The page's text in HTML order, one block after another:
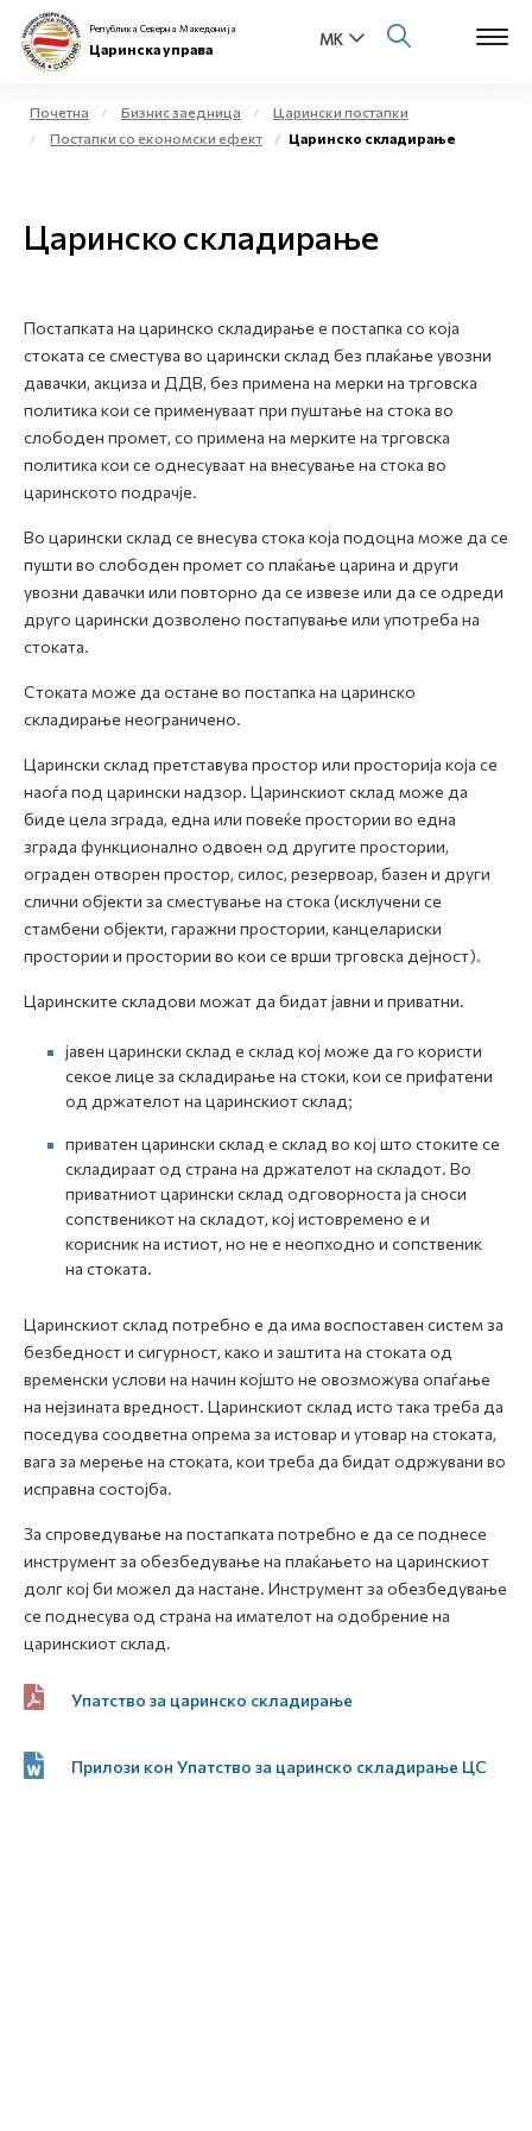
Физички лица
Е-Царина
Open
Медиа центар
Контакт
Е-Весник
Република Северна Македонија
Царинска управа
Почетна Бизнис заедница
Царински постапки
Постапки со економски ефект
Царинско складирање
Царинско складирање
Постапката на царинско складирање е постапка со која
стоката се сместува во царински склад без плаќање увозни
давачки, акциза и ДДВ, без примена на мерки на трговска
политика кои се применуваат при пуштање на стока во
слободен промет, со примена на мерките на трговска
политика кои се однесуваат на внесување на стока во
царинското подрачје.
Во царински склад се внесува стока која подоцна може да се
пушти во слободен промет со плаќање царина и други
увозни давачки или повторно да се извезе или да се одреди
друго царински дозволено постапување или употреба на
стоката.
Стоката може да остане во постапка на царинско
складирање неограничено.
Царински склад претставува простор или просторија која се
наоѓа под царински надзор. Царинскиот склад може да
биде цела зграда, една или повеќе простории во една
зграда функционално одвоен од другите простории,
ограден отворен простор, силос, резервоар, базен и други
слични објекти за сместување на стока (исклучени се
стамбени објекти, гаражни простории, канцелариски
простории и простории во кои се врши трговска дејност).
Царинските складови можат да бидат јавни и приватни.
јавен царински склад е склад кој може да го користи
секое лице за складирање на стоки, кои се прифатени
од држателот на царинскиот склад;
приватен царински склад е склад во кој што стоките се
складираат од страна на држателот на складот. Во
приватниот царински склад одговорноста ја сноси
сопственикот на складот, кој истовремено е и
корисник на истиот, но не е неопходно и сопственик
на стоката.
Царинскиот склад потребно е да има воспоставен систем за
безбедност и сигурност, како и заштита на стоката од
временски услови на начин којшто не овозможува опаѓање
на нејзината вредност. Царинскиот склад исто така треба да
поседува соодветна опрема за истовар и утовар на стоката,
вага за мерење на стоката, кои треба да бидат одржувани во
исправна состојба.
За спроведување на постапката потребно е да се поднесе
инструмент за обезбедување на плаќањето на царинскиот
долг кој би можел да настане. Инструмент за обезбедување
се поднесува од страна на имателот на одобрение на
царинскиот склад.
Упатство за царинско складирање
Прилози кон Упатство за царинско складирање ЦС